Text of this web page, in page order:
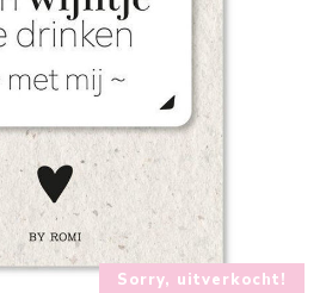
Sorry, uitverkocht!